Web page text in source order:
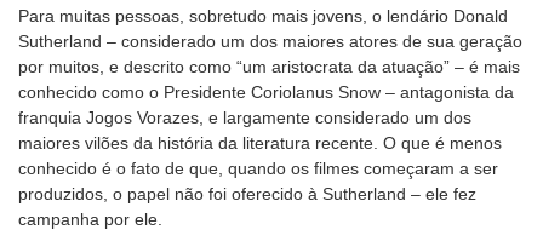
Para muitas pessoas, sobretudo mais jovens, o lendário Donald
Sutherland – considerado um dos maiores atores de sua geração
por muitos, e descrito como “um aristocrata da atuação” – é mais
conhecido como o Presidente Coriolanus Snow – antagonista da
franquia Jogos Vorazes, e largamente considerado um dos
maiores vilões da história da literatura recente. O que é menos
conhecido é o fato de que, quando os filmes começaram a ser
produzidos, o papel não foi oferecido à Sutherland – ele fez
campanha por ele.